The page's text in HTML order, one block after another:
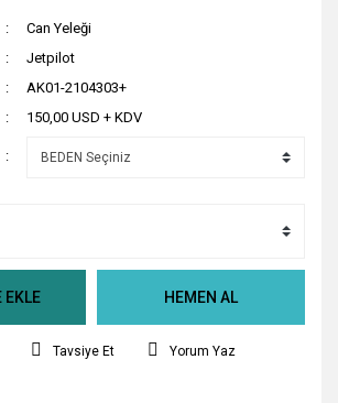
Can Yeleği
Jetpilot
AK01-2104303+
150,00 USD + KDV
EKLE HEMEN AL
Tavsiye Et Yorum Yaz